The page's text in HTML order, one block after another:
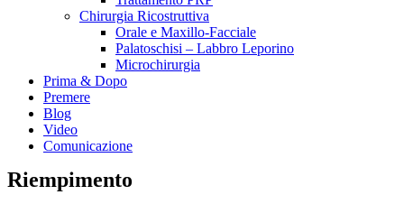
Chirurgia Ricostruttiva
Orale e Maxillo-Facciale
Palatoschisi – Labbro Leporino
Microchirurgia
Prima & Dopo
Premere
Blog
Video
Comunicazione
Riempimento